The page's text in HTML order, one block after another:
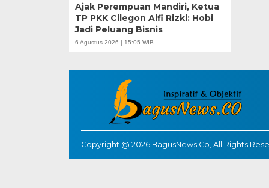
Ajak Perempuan Mandiri, Ketua
TP PKK Cilegon Alfi Rizki: Hobi
Jadi Peluang Bisnis
6 Agustus 2026 | 15:05 WIB
Copyright @ 2026 BagusNews.Co, All Rights